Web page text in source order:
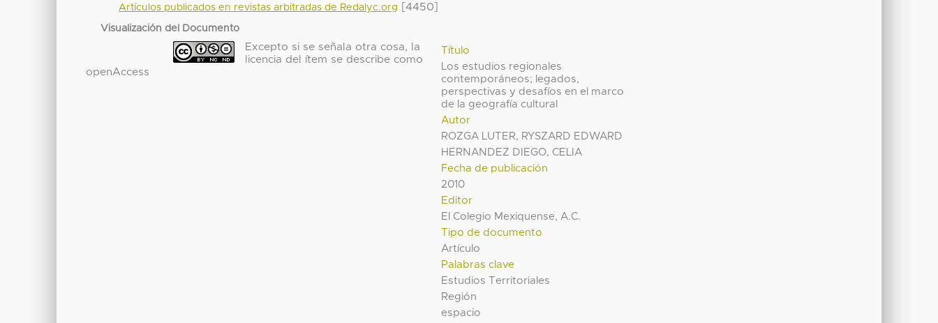
Artículos publicados en revistas arbitradas de Redalyc.org [4450]
Visualización del Documento
Título
Los estudios regionales
contemporáneos; legados,
perspectivas y desafíos en el marco
de la geografía cultural
Autor
ROZGA LUTER, RYSZARD EDWARD
HERNANDEZ DIEGO, CELIA
Fecha de publicación
2010
Editor
El Colegio Mexiquense, A.C.
Tipo de documento
Artículo
Palabras clave
Estudios Territoriales
Región
espacio
Excepto si se señala otra cosa, la
licencia del ítem se describe como
openAccess